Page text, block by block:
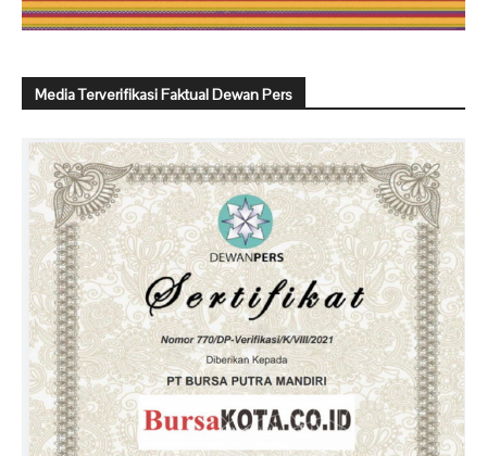
Media Terverifikasi Faktual Dewan Pers